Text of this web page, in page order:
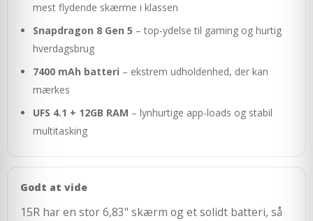
mest flydende skærme i klassen
Snapdragon 8 Gen 5 – top-ydelse til gaming og hurtig
hverdagsbrug
7400 mAh batteri – ekstrem udholdenhed, der kan
mærkes
UFS 4.1 + 12GB RAM – lynhurtige app-loads og stabil
multitasking
Godt at vide
15R har en stor 6,83" skærm og et solidt batteri, så